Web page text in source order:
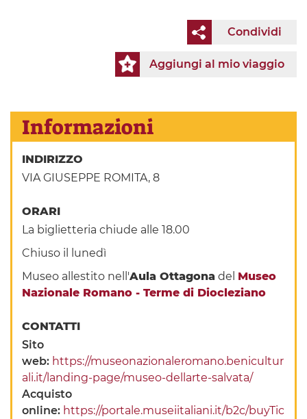
Condividi
Aggiungi al mio viaggio
Informazioni
INDIRIZZO
VIA GIUSEPPE ROMITA, 8
ORARI
La biglietteria chiude alle 18.00
Chiuso il lunedì
Museo allestito nell'Aula Ottagona del Museo
Nazionale Romano - Terme di Diocleziano
CONTATTI
Sito
web: https://museonazionaleromano.benicultur
ali.it/landing-page/museo-dellarte-salvata/
Acquisto
online: https://portale.museiitaliani.it/b2c/buyTic